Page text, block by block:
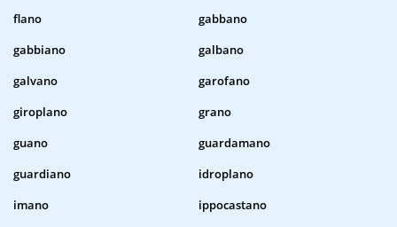
flano
gabbano
gabbiano
galbano
galvano
garofano
giroplano
grano
guano
guardamano
guardiano
idroplano
imano
ippocastano